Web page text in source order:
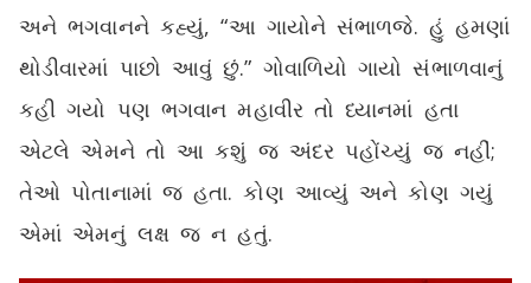
અને ભગવાનને કહ્યું, “આ ગાયોને સંભાળજે. હું હમણાં
થોડીવારમાં પાછો આવું છું.” ગોવાળિયો ગાયો સંભાળવાનું
કહી ગયો પણ ભગવાન મહાવીર તો ધ્યાનમાં હતા
એટલે એમને તો આ કશું જ અંદર પહોંચ્યું જ નહીં;
તેઓ પોતાનામાં જ હતા. કોણ આવ્યું અને કોણ ગયું
એમાં એમનું લક્ષ જ ન હતું.